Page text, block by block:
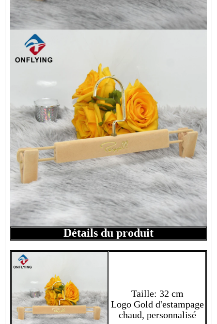
Détails du produit
Taille: 32 cm
Logo Gold d'estampage
chaud, personnalisé